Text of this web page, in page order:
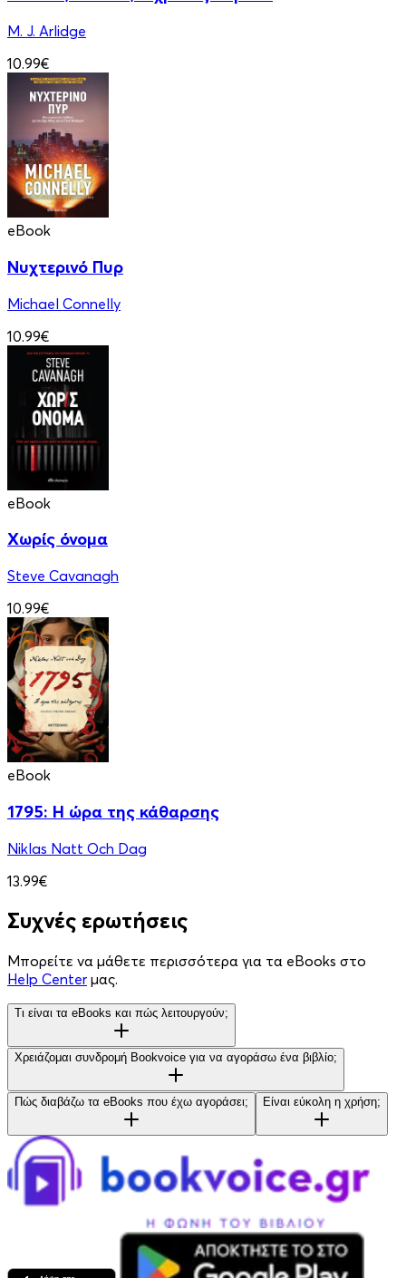
M. J. Arlidge
10.99€
eBook
Νυχτερινό Πυρ
Michael Connelly
10.99€
eBook
Χωρίς όνομα
Steve Cavanagh
10.99€
eBook
1795: Η ώρα της κάθαρσης
Niklas Natt Och Dag
13.99€
Συχνές ερωτήσεις
Μπορείτε να μάθετε περισσότερα για τα eBooks στο
Help Center μας.
Τι είναι τα eBooks και πώς λειτουργούν;
Χρειάζομαι συνδρομή Bookvoice για να αγοράσω ένα βιβλίο;
Πώς διαβάζω τα eBooks που έχω αγοράσει; Είναι εύκολη η χρήση;